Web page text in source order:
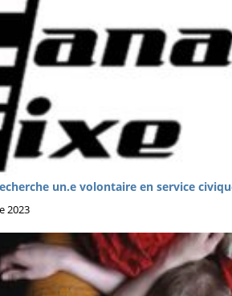
un.e volontaire en service
2023